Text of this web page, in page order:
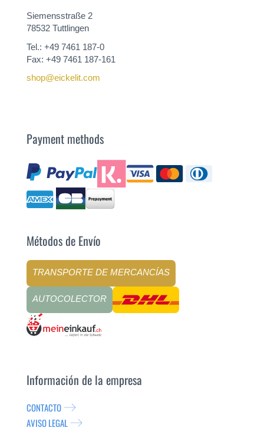
Siemensstraße 2
78532 Tuttlingen
Tel.: +49 7461 187-0
Fax: +49 7461 187-161
shop@eickelit.com
Payment methods
Métodos de Envío
TRANSPORTE DE MERCANCÍAS
AUTOCOLECTOR
Información de la empresa
CONTACTO
AVISO LEGAL